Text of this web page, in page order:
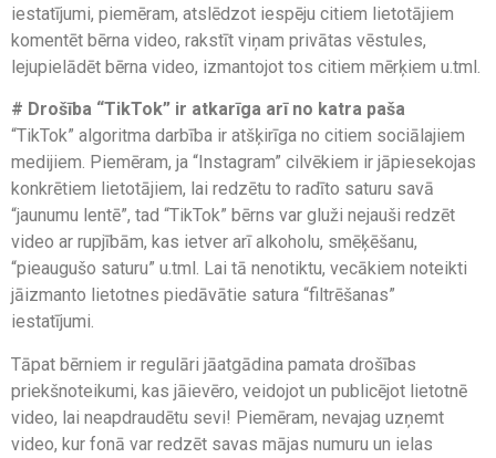
iestatījumi, piemēram, atslēdzot iespēju citiem lietotājiem
komentēt bērna video, rakstīt viņam privātas vēstules,
lejupielādēt bērna video, izmantojot tos citiem mērķiem u.tml.
# Drošība “TikTok” ir atkarīga arī no katra paša
“TikTok” algoritma darbība ir atšķirīga no citiem sociālajiem
medijiem. Piemēram, ja “Instagram” cilvēkiem ir jāpiesekojas
konkrētiem lietotājiem, lai redzētu to radīto saturu savā
“jaunumu lentē”, tad “TikTok” bērns var gluži nejauši redzēt
video ar rupjībām, kas ietver arī alkoholu, smēķēšanu,
“pieaugušo saturu” u.tml. Lai tā nenotiktu, vecākiem noteikti
jāizmanto lietotnes piedāvātie satura “filtrēšanas”
iestatījumi.
Tāpat bērniem ir regulāri jāatgādina pamata drošības
priekšnoteikumi, kas jāievēro, veidojot un publicējot lietotnē
video, lai neapdraudētu sevi! Piemēram, nevajag uzņemt
video, kur fonā var redzēt savas mājas numuru un ielas